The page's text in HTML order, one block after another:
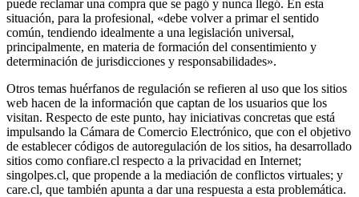
puede reclamar una compra que se pagó y nunca llegó. En esta
situación, para la profesional, «debe volver a primar el sentido
común, tendiendo idealmente a una legislación universal,
principalmente, en materia de formación del consentimiento y
determinación de jurisdicciones y responsabilidades».
Otros temas huérfanos de regulación se refieren al uso que los sitios
web hacen de la información que captan de los usuarios que los
visitan. Respecto de este punto, hay iniciativas concretas que está
impulsando la Cámara de Comercio Electrónico, que con el objetivo
de establecer códigos de autoregulación de los sitios, ha desarrollado
sitios como confiare.cl respecto a la privacidad en Internet;
singolpes.cl, que propende a la mediación de conflictos virtuales; y
care.cl, que también apunta a dar una respuesta a esta problemática.